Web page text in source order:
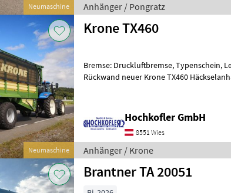
Neumaschine Anhänger / Pongratz
Neumaschine
Krone TX460
Bremse: Druckluftbremse, Typenschein,
Rückwand neuer Krone TX460 Häckselanhänger
Hochkofler GmbH
8551 Wies
Anhänger / Krone
Brantner TA 20051